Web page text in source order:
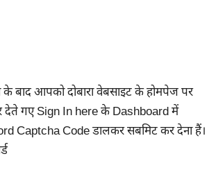
बाद आपको दोबारा वेबसाइट के होमपेज पर
देते गए Sign In here के Dashboard में
Captcha Code डालकर सबमिट कर देना हैं।